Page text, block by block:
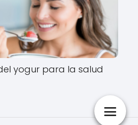
yogur para la salud